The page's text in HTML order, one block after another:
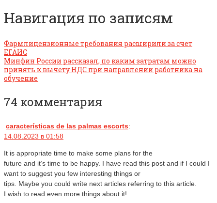
Навигация по записям
Фармлицензионные требования расширили за счет
ЕГАИС
Минфин России рассказал, по каким затратам можно
принять к вычету НДС при направлении работника на
обучение
74 комментария
características de las palmas escorts:
14.08.2023 в 01:58
It is appropriate time to make some plans for the
future and it’s time to be happy. I have read this post and if I could I
want to suggest you few interesting things or
tips. Maybe you could write next articles referring to this article.
I wish to read even more things about it!